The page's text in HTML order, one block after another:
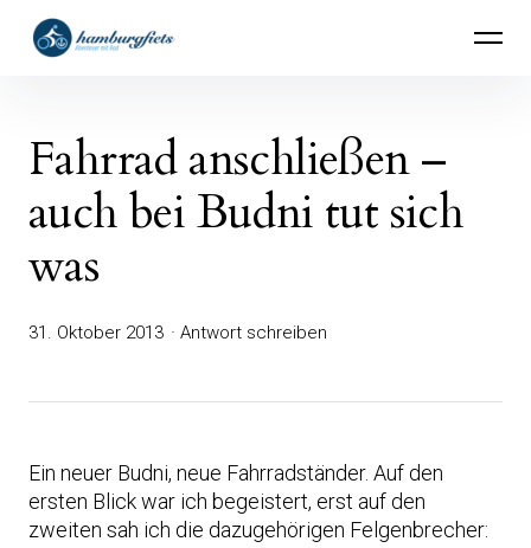
überspringen
hamburgfiets – Abenteuer mit Rad
Fahrrad anschließen –
auch bei Budni tut sich
was
31. Oktober 2013 Antwort schreiben
Ein neuer Budni, neue Fahrradständer. Auf den
ersten Blick war ich begeistert, erst auf den
zweiten sah ich die dazugehörigen Felgenbrecher: